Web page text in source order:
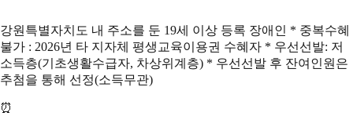
강원특별자치도 내 주소를 둔 19세 이상 등록 장애인 * 중복수혜
불가 : 2026년 타 지자체 평생교육이용권 수혜자 * 우선선발: 저
소득층(기초생활수급자, 차상위계층) * 우선선발 후 잔여인원은
추첨을 통해 선정(소득무관)
⏰